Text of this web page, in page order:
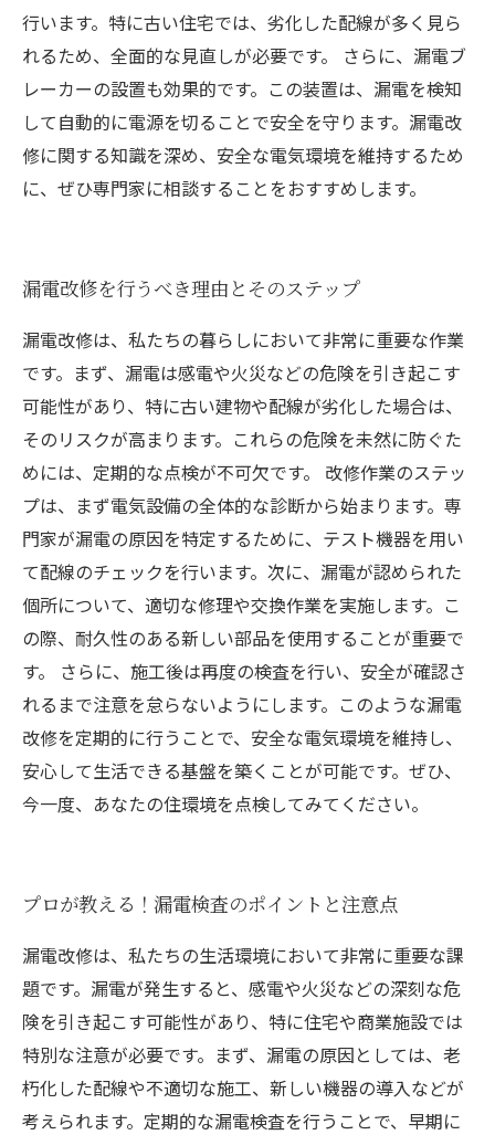
行います。特に古い住宅では、劣化した配線が多く見ら
れるため、全面的な見直しが必要です。 さらに、漏電ブ
レーカーの設置も効果的です。この装置は、漏電を検知
して自動的に電源を切ることで安全を守ります。漏電改
修に関する知識を深め、安全な電気環境を維持するため
に、ぜひ専門家に相談することをおすすめします。
漏電改修を行うべき理由とそのステップ
漏電改修は、私たちの暮らしにおいて非常に重要な作業
です。まず、漏電は感電や火災などの危険を引き起こす
可能性があり、特に古い建物や配線が劣化した場合は、
そのリスクが高まります。これらの危険を未然に防ぐた
めには、定期的な点検が不可欠です。 改修作業のステッ
プは、まず電気設備の全体的な診断から始まります。専
門家が漏電の原因を特定するために、テスト機器を用い
て配線のチェックを行います。次に、漏電が認められた
個所について、適切な修理や交換作業を実施します。こ
の際、耐久性のある新しい部品を使用することが重要で
す。 さらに、施工後は再度の検査を行い、安全が確認さ
れるまで注意を怠らないようにします。このような漏電
改修を定期的に行うことで、安全な電気環境を維持し、
安心して生活できる基盤を築くことが可能です。ぜひ、
今一度、あなたの住環境を点検してみてください。
プロが教える！漏電検査のポイントと注意点
漏電改修は、私たちの生活環境において非常に重要な課
題です。漏電が発生すると、感電や火災などの深刻な危
険を引き起こす可能性があり、特に住宅や商業施設では
特別な注意が必要です。まず、漏電の原因としては、老
朽化した配線や不適切な施工、新しい機器の導入などが
考えられます。定期的な漏電検査を行うことで、早期に